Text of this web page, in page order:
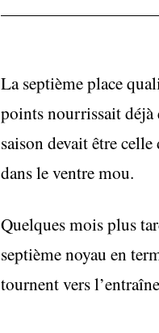
La septième place
points nourrissait déjà
saison devait être celle
dans le ventre mou.
Quelques mois plus
septième noyau en
tournent vers